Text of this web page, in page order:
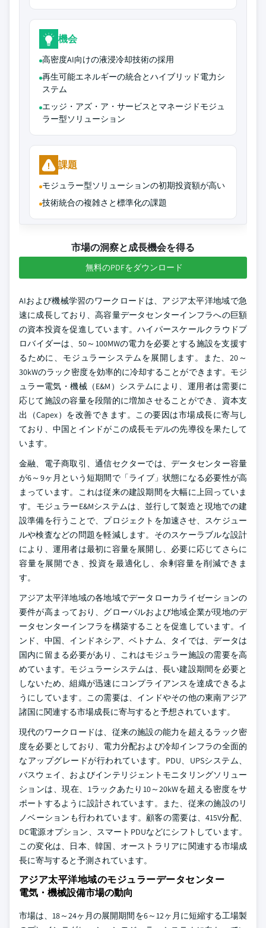
機会
高密度AI向けの液浸冷却技術の採用
再生可能エネルギーの統合とハイブリッド電力シ
ステム
エッジ・アズ・ア・サービスとマネージドモジュ
ラー型ソリューション
課題
モジュラー型ソリューションの初期投資額が高い
技術統合の複雑さと標準化の課題
市場の洞察と成長機会を得る
無料のPDFをダウンロード
AIおよび機械学習のワークロードは、アジア太平洋地域で急
速に成長しており、高容量データセンターインフラへの巨額
の資本投資を促進しています。ハイパースケールクラウドプ
ロバイダーは、50～100MWの電力を必要とする施設を支援す
るために、モジュラーシステムを展開します。また、20～
30kWのラック密度を効率的に冷却することができます。モジ
ュラー電気・機械（E&M）システムにより、運用者は需要に
応じて施設の容量を段階的に増加させることができ、資本支
出（Capex）を改善できます。この要因は市場成長に寄与し
ており、中国とインドがこの成長モデルの先導役を果たして
います。
金融、電子商取引、通信セクターでは、データセンター容量
が6～9ヶ月という短期間で「ライブ」状態になる必要性が高
まっています。これは従来の建設期間を大幅に上回っていま
す。モジュラーE&Mシステムは、並行して製造と現地での建
設準備を行うことで、プロジェクトを加速させ、スケジュー
ルや検査などの問題を軽減します。そのスケーラブルな設計
により、運用者は最初に容量を展開し、必要に応じてさらに
容量を展開でき、投資を最適化し、余剰容量を削減できま
す。
アジア太平洋地域の各地域でデータローカライゼーションの
要件が高まっており、グローバルおよび地域企業が現地のデ
ータセンターインフラを構築することを促進しています。イ
ンド、中国、インドネシア、ベトナム、タイでは、データは
国内に留まる必要があり、これはモジュラー施設の需要を高
めています。モジュラーシステムは、長い建設期間を必要と
しないため、組織が迅速にコンプライアンスを達成できるよ
うにしています。この需要は、インドやその他の東南アジア
諸国に関連する市場成長に寄与すると予想されています。
現代のワークロードは、従来の施設の能力を超えるラック密
度を必要としており、電力分配および冷却インフラの全面的
なアップグレードが行われています。PDU、UPSシステム、
バスウェイ、およびインテリジェントモニタリングソリュー
ションは、現在、1ラックあたり10～20kWを超える密度をサ
ポートするように設計されています。また、従来の施設のリ
ノベーションも行われています。顧客の需要は、415V分配、
DC電源オプション、スマートPDUなどにシフトしています。
この変化は、日本、韓国、オーストラリアに関連する市場成
長に寄与すると予測されています。
アジア太平洋地域のモジュラーデータセンター
電気・機械設備市場の動向
市場は、18～24ヶ月の展開期間を6～12ヶ月に短縮する工場製